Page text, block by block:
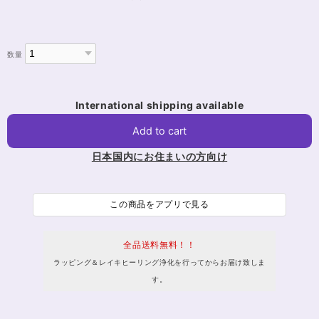
数量
International shipping available
Add to cart
日本国内にお住まいの方向け
この商品をアプリで見る
全品送料無料！！
ラッピング＆レイキヒーリング浄化を行ってからお届け致しま
す。